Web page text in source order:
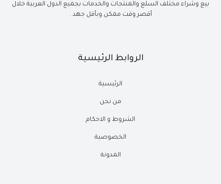
بيع وشراء مختلف السلع والمنتجات والخدمات بجميع الدول العربية خلال
أقصر وقت ممكن وبأقل جهد .
الروابط الرئيسية
الرئيسية
من نحن
الشروط و الاحكام
الخصوصية
المدونة